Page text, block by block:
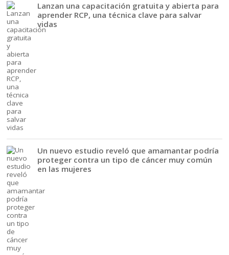
Lanzan una capacitación gratuita y abierta para
aprender RCP, una técnica clave para salvar
vidas
Un nuevo estudio reveló que amamantar podría
proteger contra un tipo de cáncer muy común
en las mujeres